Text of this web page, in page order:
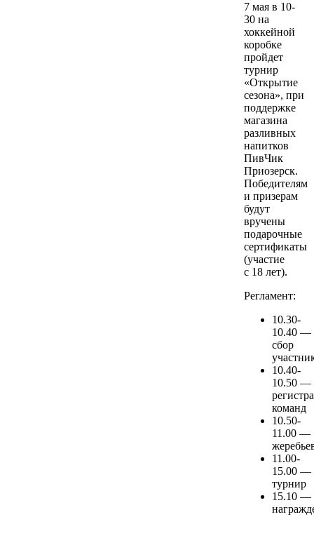
7 мая в 10-
30 на
хоккейной
коробке
пройдет
турнир
«Открытие
сезона», при
поддержке
магазина
разливных
напитков
ПивЧик
Приозерск.
Победителям
и призерам
будут
вручены
подарочные
сертификаты
(участие
с 18 лет).
Регламент:
10.30-
10.40 —
сбор
10.40-
10.50 —
команд
10.50-
11.00 —
11.00-
15.00 —
турнир
15.10 —